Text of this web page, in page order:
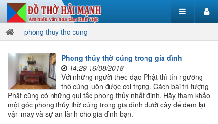
phong thuy tho cung
Phong thủy thờ cúng trong gia đình
14:29 16/08/2018
Với những người theo đạo Phật thì tín ngưỡng
thờ cúng luôn được coi trọng. Cách bài trí tượng
Phật cũng có những qui tắc phong thủy nhất định. Hãy tham khảo
một góc phong thủy thờ cúng trong gia đình dưới đây để đem lại
vận may và sự an lành cho gia đình bạn.